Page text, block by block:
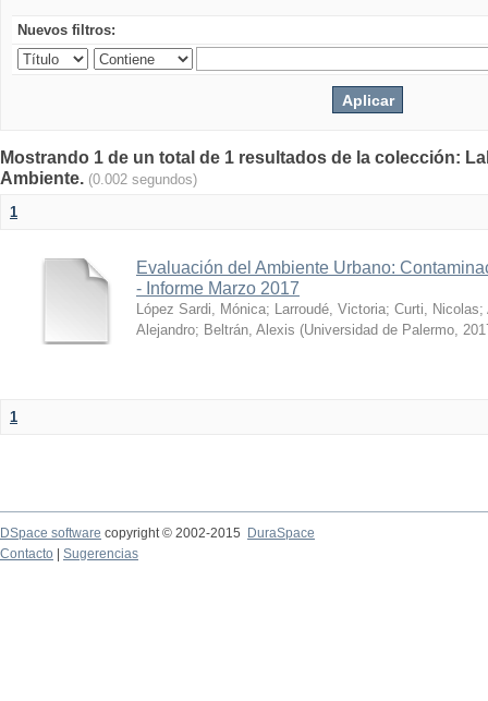
Nuevos filtros:
Mostrando 1 de un total de 1 resultados de la colección:
Ambiente. (0.002 segundos)
1
Evaluación del Ambiente Urbano:
- Informe Marzo 2017
López Sardi, Mónica; Larroudé, Victoria; Curti, Nicolas;
Alejandro; Beltrán, Alexis (Universidad de Palermo,
1
DSpace software copyright © 2002-2015
DuraSpace
Contacto
Sugerencias